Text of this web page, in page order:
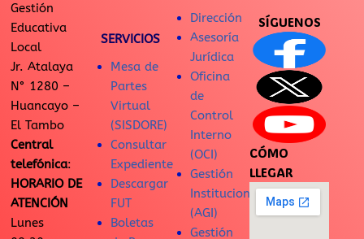
Gestión
Educativa
Local
Jr. Atalaya
N° 1280 –
Huancayo –
El Tambo
Central
telefónica:
HORARIO DE
ATENCIÓN
Lunes
SERVICIOS
Mesa de
Partes
Virtual
(SISDORE)
Consultar
Expediente
Descargar
FUT
Boletas
Dirección
Asesoría
Jurídica
Oficina
de
Control
Interno
(OCI)
Gestión
Institucional
(AGI)
Gestión
SÍGUENOS
CÓMO
LLEGAR